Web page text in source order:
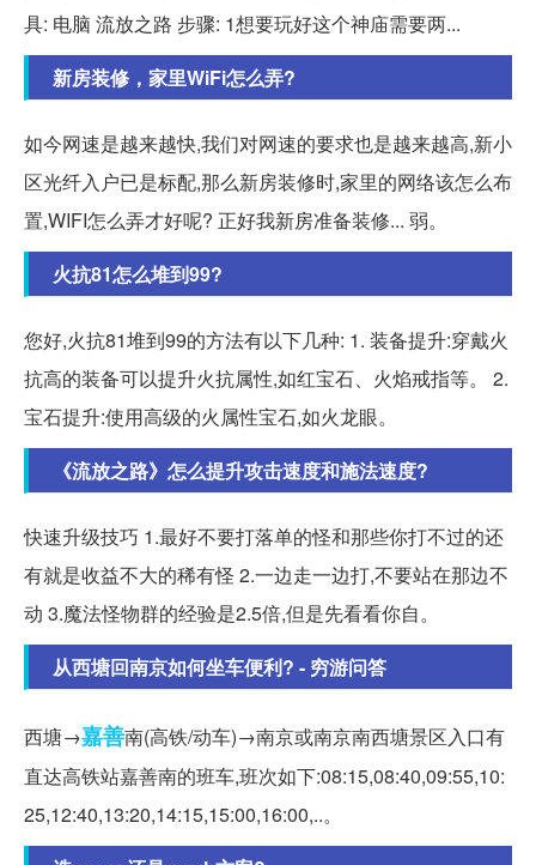
具: 电脑 流放之路 步骤: 1想要玩好这个神庙需要两...
新房装修，家里WiFi怎么弄?
如今网速是越来越快,我们对网速的要求也是越来越高,新小
区光纤入户已是标配,那么新房装修时,家里的网络该怎么布
置,WIFI怎么弄才好呢? 正好我新房准备装修... 弱。
火抗81怎么堆到99?
您好,火抗81堆到99的方法有以下几种: 1. 装备提升:穿戴火
抗高的装备可以提升火抗属性,如红宝石、火焰戒指等。 2.
宝石提升:使用高级的火属性宝石,如火龙眼。
《流放之路》怎么提升攻击速度和施法速度?
快速升级技巧 1.最好不要打落单的怪和那些你打不过的还
有就是收益不大的稀有怪 2.一边走一边打,不要站在那边不
动 3.魔法怪物群的经验是2.5倍,但是先看看你自。
从西塘回南京如何坐车便利? - 穷游问答
西塘→嘉善南(高铁/动车)→南京或南京南西塘景区入口有
直达高铁站嘉善南的班车,班次如下:08:15,08:40,09:55,10:
25,12:40,13:20,14:15,15:00,16:00,..。